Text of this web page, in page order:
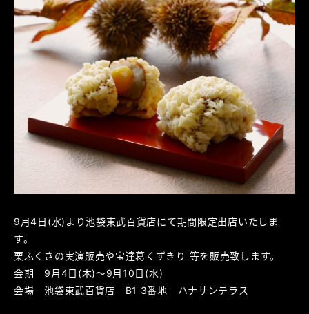
9月4日(水)より池袋東武百貨店にて期間限定出店いたしま
す。
栗ふくさの実演販売や宝達葛くずきり 等を販売致します。
会期 9月4日(木)～9月10日(水)
会場 池袋東武百貨店 B1 3番地 ハナサンテラス